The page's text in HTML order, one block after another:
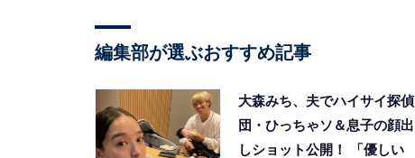
編集部が選ぶおすすめ記事
大森みち、夫でハイサイ探偵
団・ひっちゃソ＆息子の顔出
しショット公開！ 「優しい